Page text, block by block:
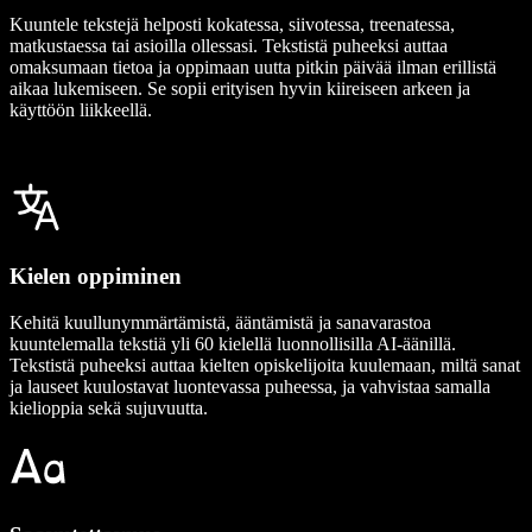
Kuuntele tekstejä helposti kokatessa, siivotessa, treenatessa,
matkustaessa tai asioilla ollessasi. Tekstistä puheeksi auttaa
omaksumaan tietoa ja oppimaan uutta pitkin päivää ilman erillistä
aikaa lukemiseen. Se sopii erityisen hyvin kiireiseen arkeen ja
käyttöön liikkeellä.
Kielen oppiminen
Kehitä kuullunymmärtämistä, ääntämistä ja sanavarastoa
kuuntelemalla tekstiä yli 60 kielellä luonnollisilla AI-äänillä.
Tekstistä puheeksi auttaa kielten opiskelijoita kuulemaan, miltä sanat
ja lauseet kuulostavat luontevassa puheessa, ja vahvistaa samalla
kielioppia sekä sujuvuutta.